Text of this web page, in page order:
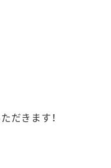
だきます！